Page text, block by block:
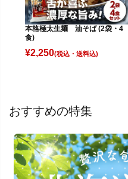
本格極太生麺 油そば (2袋・4
食)
¥2,250(税込)
おすすめの特集